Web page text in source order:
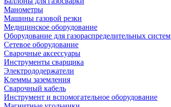
Манометры
Машины газовой резки
Медицинское оборудование
Оборудование для газораспределительных систем
Сетевое оборудование
Сварочные аксессуары
Инструменты сварщика
Электрододержатели
Клеммы заземления
Сварочный кабель
Инструмент и вспомогательное оборудование